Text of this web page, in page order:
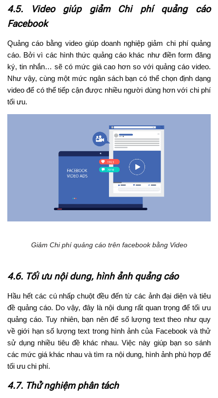
4.5. Video giúp giảm Chi phí quảng cáo
Facebook
Quảng cáo bằng video giúp doanh nghiệp giảm chi phí quảng
cáo. Bởi vì các hình thức quảng cáo khác như điền form đăng
ký, tin nhắn… sẽ có mức giá cao hơn so với quảng cáo video.
Như vậy, cùng một mức ngân sách bạn có thể chọn định dạng
video để có thể tiếp cận được nhiều người dùng hơn với chi phí
tối ưu.
Giảm Chi phí quảng cáo trên facebook bằng Video
4.6. Tối ưu nội dung, hình ảnh quảng cáo
Hầu hết các cú nhấp chuột đều đến từ các ảnh đại diện và tiêu
đề quảng cáo. Do vậy, đây là nội dung rất quan trọng để tối ưu
quảng cáo. Tuy nhiên, bạn nên để số lượng text theo như quy
về giới hạn số lượng text trong hình ảnh của Facebook và thử
sử dụng nhiều tiêu đề khác nhau. Việc này giúp bạn so sánh
các mức giá khác nhau và tìm ra nội dung, hình ảnh phù hợp để
tối ưu chi phí.
4.7. Thử nghiệm phân tách